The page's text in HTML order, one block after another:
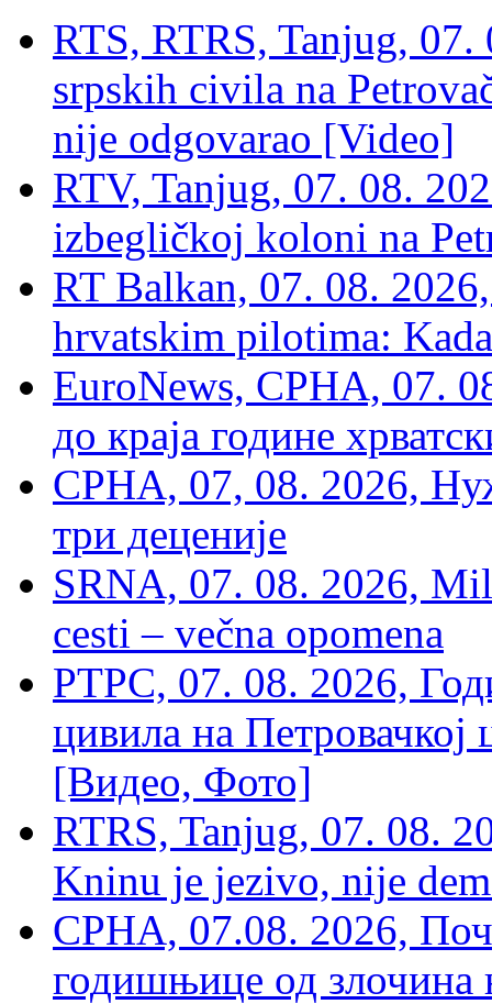
RTS, RTRS, Tanjug,
srpskih civila na
nije odgovarao [Video]
RTV, Tanjug, 07. 08.
izbegličkoj koloni na
RT Balkan, 07. 08.
hrvatskim pilotima:
EuroNews, СРНА, 07.
до краја године
СРНА, 07, 08. 2026,
три деценије
SRNA, 07. 08. 2026,
cesti – večna opomena
РТРС, 07. 08. 2026,
цивила на Петровачкој
[Видео, Фото]
RTRS, Tanjug, 07. 08.
Kninu je jezivo, nije
СРНА, 07.08. 2026,
годишњице од злочина